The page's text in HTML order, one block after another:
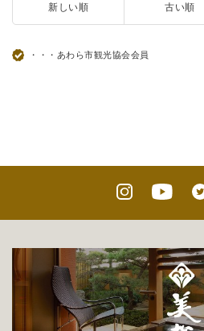
新しい順 古い順
・・・あわら市観光協会会員